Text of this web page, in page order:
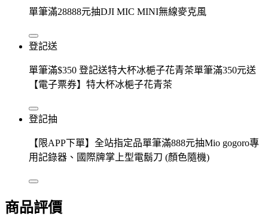
單筆滿28888元抽DJI MIC MINI無線麥克風
登記送
單筆滿$350 登記送特大杯冰梔子花青茶單筆滿350元送
【電子票券】特大杯冰梔子花青茶
登記抽
【限APP下單】全站指定品單筆滿888元抽Mio gogoro專
用記錄器、國際牌掌上型電鬍刀 (顏色隨機)
商品評價